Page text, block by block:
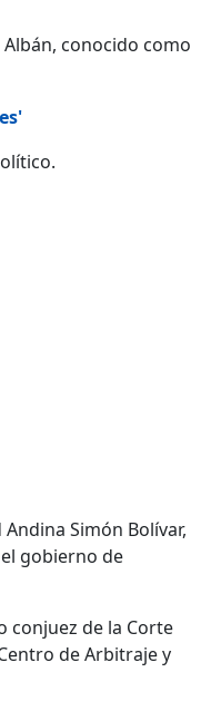
conocido como
Simón Bolívar,
gobierno de
conjuez de la Corte
de Arbitraje y